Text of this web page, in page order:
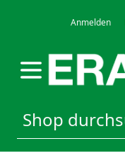
Anmelden